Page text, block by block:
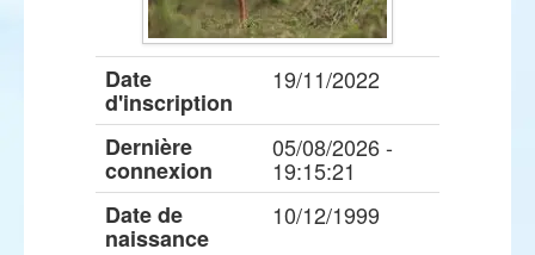
Date
d'inscription
19/11/2022
Dernière
connexion
05/08/2026 -
19:15:21
Date de
naissance
10/12/1999